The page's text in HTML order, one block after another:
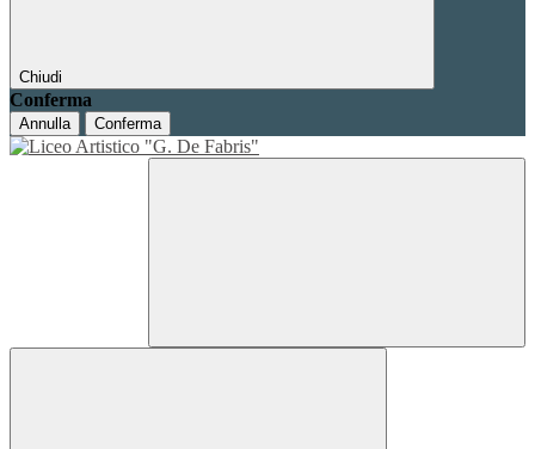
Chiudi
Conferma
Annulla Conferma